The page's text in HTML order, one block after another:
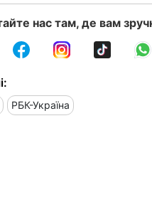
нас там, де вам
РБК-Україна